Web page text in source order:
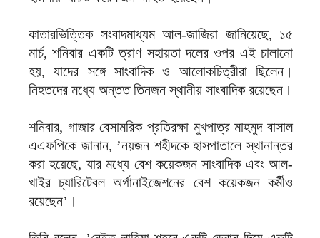
কাতারভিত্তিক সংবাদমাধ্যম আল-জাজিরা জানিয়েছে, ১৫
মার্চ, শনিবার একটি ত্রাণ সহায়তা দলের ওপর এই চালানো
হয়, যাদের সঙ্গে সাংবাদিক ও আলোকচিত্রীরা ছিলেন।
নিহতদের মধ্যে অন্তত তিনজন স্থানীয় সাংবাদিক রয়েছেন।
শনিবার, গাজার বেসামরিক প্রতিরক্ষা মুখপাত্র মাহমুদ বাসাল
এএফপিকে জানান, ’নয়জন শহীদকে হাসপাতালে স্থানান্তর
করা হয়েছে, যার মধ্যে বেশ কয়েকজন সাংবাদিক এবং আল-
খাইর চ্যারিটেবল অর্গানাইজেশনের বেশ কয়েকজন কর্মীও
রয়েছেন’।